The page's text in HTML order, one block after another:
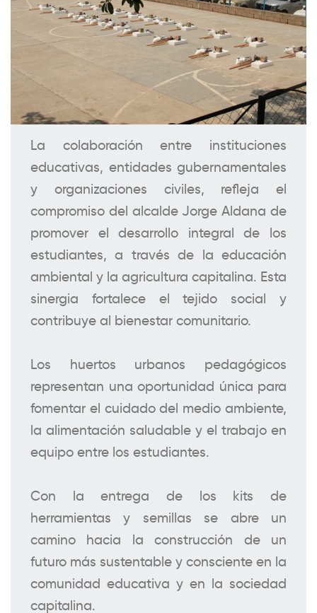
La colaboración entre instituciones
educativas, entidades gubernamentales
y organizaciones civiles, refleja el
compromiso del alcalde Jorge Aldana de
promover el desarrollo integral de los
estudiantes, a través de la educación
ambiental y la agricultura capitalina. Esta
sinergia fortalece el tejido social y
contribuye al bienestar comunitario.
Los huertos urbanos pedagógicos
representan una oportunidad única para
fomentar el cuidado del medio ambiente,
la alimentación saludable y el trabajo en
equipo entre los estudiantes.
Con la entrega de los kits de
herramientas y semillas se abre un
camino hacia la construcción de un
futuro más sustentable y consciente en la
comunidad educativa y en la sociedad
capitalina.